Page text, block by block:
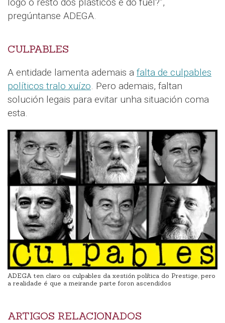
logo o resto dos plásticos e do fuel?”,
pregúntanse ADEGA.
CULPABLES
A entidade lamenta ademais a falta de culpables
políticos tralo xuízo. Pero ademais, faltan
solución legais para evitar unha situación coma
esta.
ADEGA ten claro os culpables da xestión política do Prestige, pero
a realidade é que a meirande parte foron ascendidos
ARTIGOS RELACIONADOS